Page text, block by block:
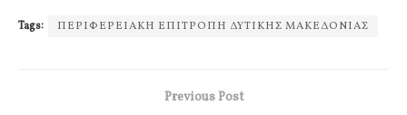
Tags: ΠΕΡΙΦΕΡΕΙΑΚΗ ΕΠΙΤΡΟΠΗ ΔΥΤΙΚΗΣ ΜΑΚΕΔΟΝΙΑΣ
Previous Post